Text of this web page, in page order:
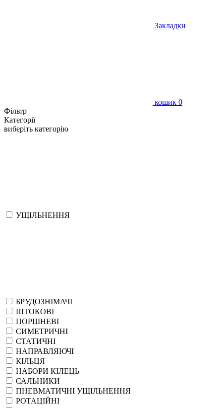
Закладки
кошик 0
Фільтр
Категорії
виберіть категорію
УЩІЛЬНЕННЯ
БРУДОЗНІМАЧІ
ШТОКОВІ
ПОРШНЕВІ
СИМЕТРИЧНІ
СТАТИЧНІ
НАПРАВЛЯЮЧІ
КІЛЬЦЯ
НАБОРИ КІЛЕЦЬ
САЛЬНИКИ
ПНЕВМАТИЧНІ УЩІЛЬНЕННЯ
РОТАЦІЙНІ